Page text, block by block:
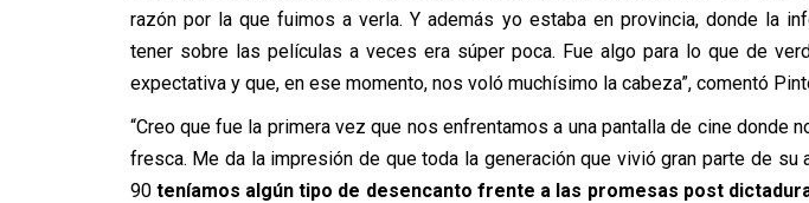
razón por la que fuimos a verla. Y además yo estaba en provincia, donde la
tener sobre las películas a veces era súper poca. Fue algo para lo que de
expectativa y que, en ese momento, nos voló muchísimo la cabeza”, comentó
“Creo que fue la primera vez que nos enfrentamos a una pantalla de cine donde
fresca. Me da la impresión de que toda la generación que vivió gran parte de su
90teníamos algún tipo de desencanto frente a las promesas post